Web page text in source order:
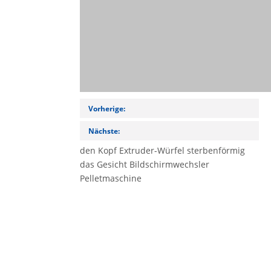
Vorherige:
Nächste:
den Kopf Extruder-Würfel sterbenförmig
das Gesicht Bildschirmwechsler
Pelletmaschine